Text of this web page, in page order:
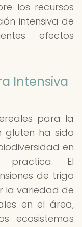
los recursos
intensiva de
efectos
Intensiva
para la
gluten ha sido
en
practica. El
de trigo
la variedad de
en el área,
ecosistemas